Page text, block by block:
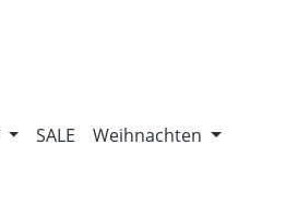
SALE
Weihnachten